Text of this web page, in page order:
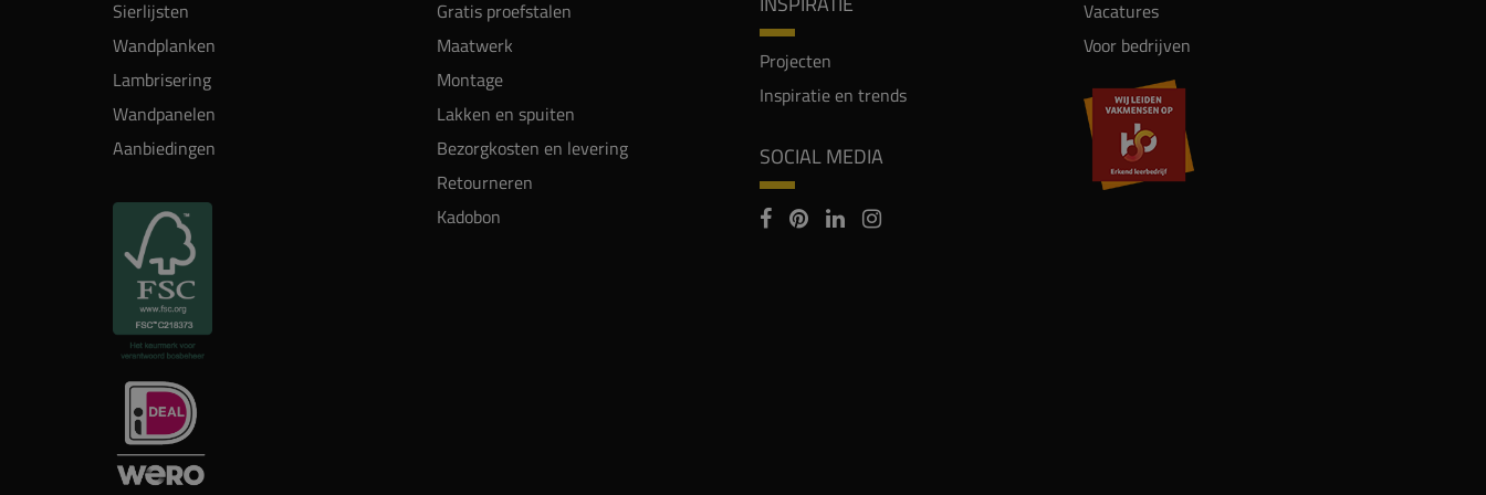
Sierlijsten
Wandplanken
Lambrisering
Wandpanelen
Aanbiedingen
Gratis proefstalen
Maatwerk
Montage
Lakken en spuiten
Bezorgkosten en levering
Retourneren
Kadobon
Projecten
Inspiratie en trends
SOCIAL MEDIA
Vacatures
Voor bedrijven